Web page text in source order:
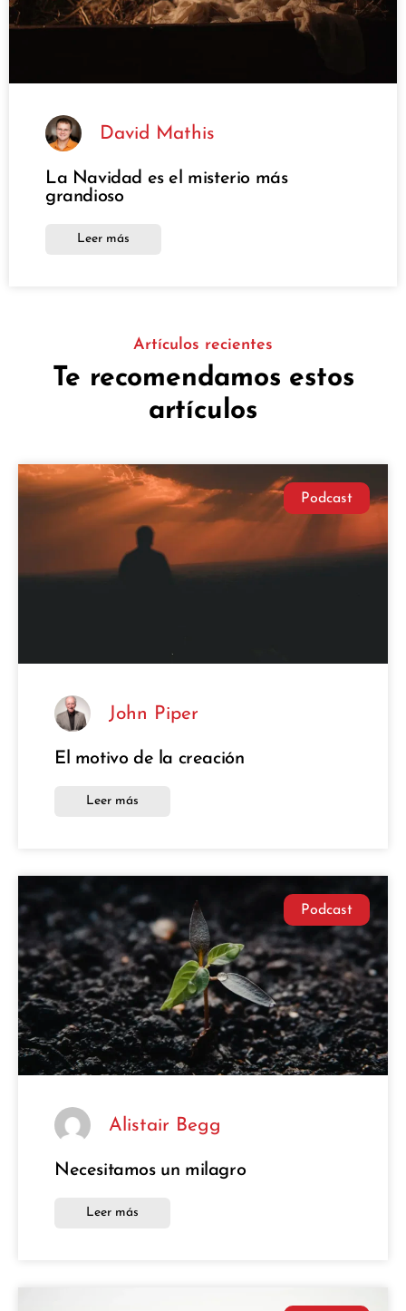
David Mathis
La Navidad es el misterio más
grandioso
Leer más
Artículos recientes
Te recomendamos estos
artículos
Podcast
John Piper
El motivo de la creación
Leer más
Podcast
Alistair Begg
Necesitamos un milagro
Leer más